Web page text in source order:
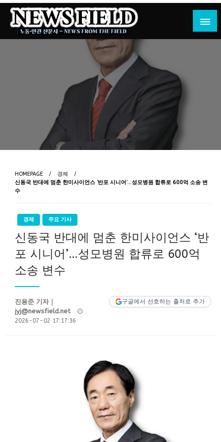
Skip
content
뉴스필드
노동·인권 전문지
HOMEPAGE
경제
신동국 반대에 멈춘 한미사이언스 ‘반포 시니어’…성모병원 합류로 600억 소송 변
수
경제 주요 기사
신동국 반대에 멈춘 한미사이언스 ‘반
포 시니어’…성모병원 합류로 600억
소송 변수
구글에서 선호하는 출처로 추가
진용준 기자｜
jyj@newsfield.net
2026-07-02 17:17:36